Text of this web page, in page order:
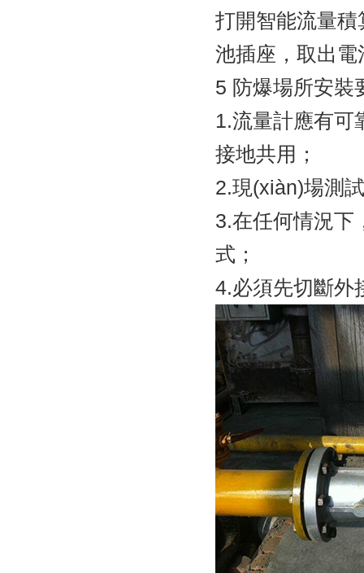
打開智能流量積
池插座，取出電
5 防爆場所安裝
1.流量計應有可
接地共用；
2.現(xiàn)場測
3.在任何情況下
式；
4.必須先切斷外